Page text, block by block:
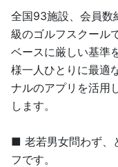
全国93施設、会員数
級のゴルフスクール
ベースに厳しい基準
様一人ひとりに最適
ナルのアプリを活用
します。
■ 老若男女問わず、
フです。